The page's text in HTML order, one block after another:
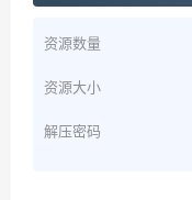
资源数量
资源大小
解压密码